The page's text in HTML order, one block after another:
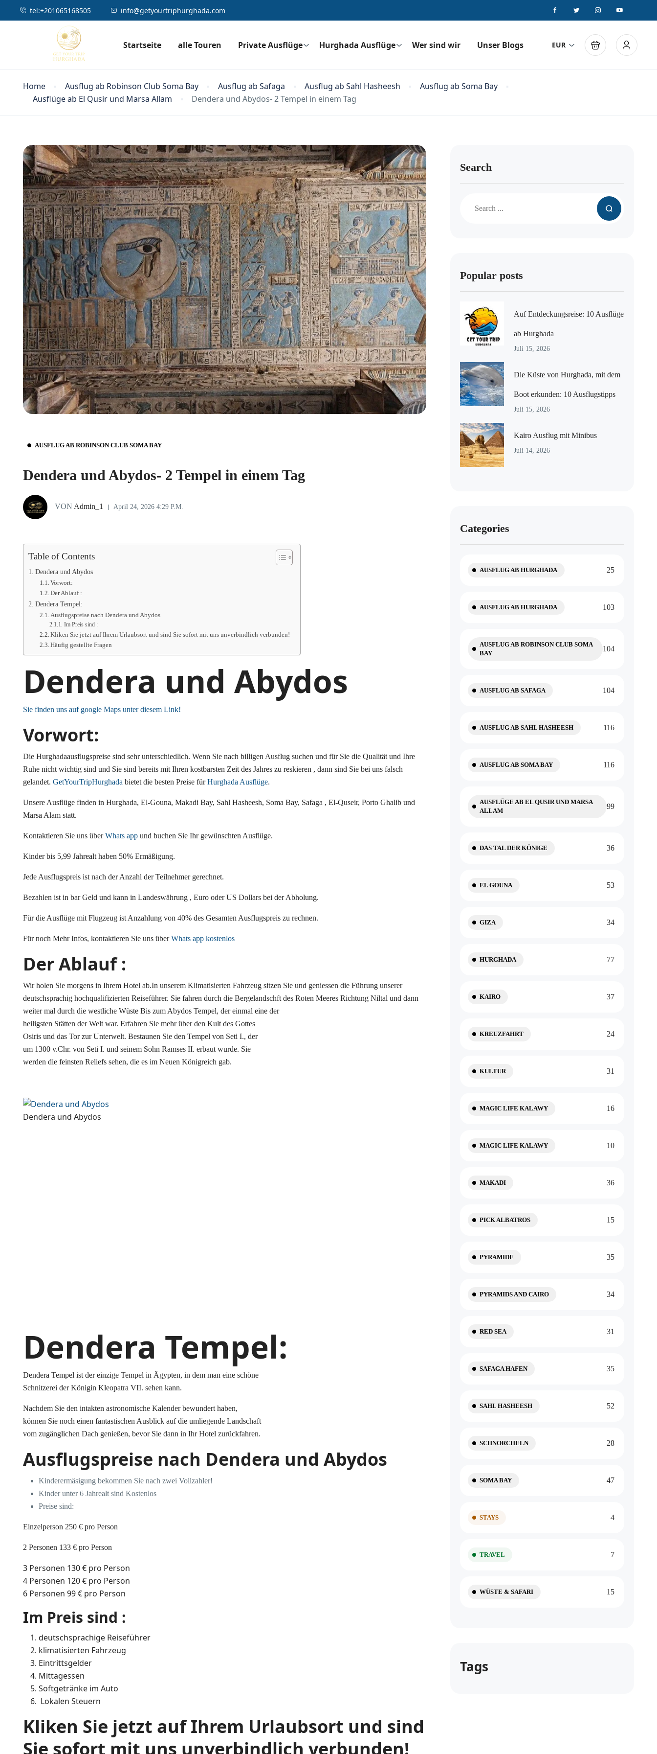
tel:⁦⁦+201065168505 info@getyourtriphurghada.com
Startseite alle Touren Private Ausflüge Hurghada Ausflüge Wer sind wir Unser Blogs EUR
Home Ausflug ab Robinson Club Soma Bay Ausflug ab Safaga Ausflug ab Sahl Hasheesh
Ausflug ab Soma Bay
Ausflüge ab El Qusir und Marsa Allam
Dendera und Abydos- 2 Tempel in einem Tag
AUSFLUG AB ROBINSON CLUB SOMA BAY
Dendera und Abydos- 2 Tempel in einem Tag
VON Admin_1 April 24, 2026 4:29 P.m.
Table of Contents
Dendera und Abydos
Vorwort:
Der Ablauf :
Dendera Tempel:
Ausflugspreise nach Dendera und Abydos
Im Preis sind :
Kliken Sie jetzt auf Ihrem Urlaubsort und sind Sie sofort mit uns unverbindlich verbunden!
Häufig gestellte Fragen
Dendera und Abydos
Sie finden uns auf google Maps unter diesem Link!
Vorwort:
Die Hurghadaausflugspreise sind sehr unterschiedlich. Wenn Sie nach billigen Ausflug suchen und für Sie die Qualität und Ihre
Ruhe nicht wichtig sind und Sie sind bereits mit Ihren kostbarsten Zeit des Jahres zu reskieren , dann sind Sie bei uns falsch
gelandet. GetYourTripHurghada bietet die besten Preise fürHurghada Ausflüge.
Unsere Ausflüge finden in Hurghada, El-Gouna, Makadi Bay, Sahl Hasheesh, Soma Bay, Safaga , El-Quseir, Porto Ghalib und
Marsa Alam statt.
Kontaktieren Sie uns überWhats app und buchen Sie Ihr gewünschten Ausflüge.
Kinder bis 5,99 Jahrealt haben 50% Ermäßigung.
Jede Ausflugspreis ist nach der Anzahl der Teilnehmer gerechnet.
Bezahlen ist in bar Geld und kann in Landeswährung , Euro oder US Dollars bei der Abholung.
Für die Ausflüge mit Flugzeug ist Anzahlung von 40% des Gesamten Ausflugspreis zu rechnen.
Für noch Mehr Infos, kontaktieren Sie uns überWhats app kostenlos
Der Ablauf :
Wir holen Sie morgens in Ihrem Hotel ab.In unserem Klimatisierten Fahrzeug sitzen Sie und geniessen die Führung unserer
deutschsprachig hochqualifizierten Reiseführer. Sie fahren durch die Bergelandschft des Roten Meeres Richtung Niltal und dann
weiter mal durch die westliche Wüste Bis zum Abydos Tempel, der einmal eine der
heiligsten Stätten der Welt war. Erfahren Sie mehr über den Kult des Gottes
Osiris und das Tor zur Unterwelt. Bestaunen Sie den Tempel von Seti I., der
um 1300 v.Chr. von Seti I. und seinem Sohn Ramses II. erbaut wurde. Sie
werden die feinsten Reliefs sehen, die es im Neuen Königreich gab.
Dendera und Abydos
Dendera Tempel:
Dendera Tempel ist der einzige Tempel in Ägypten, in dem man eine schöne
Schnitzerei der Königin Kleopatra VII. sehen kann.
Nachdem Sie den intakten astronomische Kalender bewundert haben,
können Sie noch einen fantastischen Ausblick auf die umliegende Landschaft
vom zugänglichen Dach genießen, bevor Sie dann in Ihr Hotel zurückfahren.
Ausflugspreise nach Dendera und Abydos
Kinderermäsigung bekommen Sie nach zwei Vollzahler!
Kinder unter 6 Jahrealt sind Kostenlos
Preise sind:
Einzelperson 250 € pro Person
2 Personen 133 € pro Person
3 Personen 130 € pro Person
4 Personen 120 € pro Person
6 Personen 99 € pro Person
Im Preis sind :
deutschsprachige Reiseführer
klimatisierten Fahrzeug
Eintrittsgelder
Mittagessen
Softgetränke im Auto
Lokalen Steuern
Kliken Sie jetzt auf Ihrem Urlaubsort und sind
Sie sofort mit uns unverbindlich verbunden!
Search
Popular posts
Auf Entdeckungsreise: 10 Ausflüge
ab Hurghada
Juli 15, 2026
Die Küste von Hurghada, mit dem
Boot erkunden: 10 Ausflugstipps
Juli 15, 2026
Kairo Ausflug mit Minibus
Juli 14, 2026
Categories
AUSFLUG AB HURGHADA 25
AUSFLUG AB HURGHADA 103
AUSFLUG AB ROBINSON CLUB SOMA
BAY
104
AUSFLUG AB SAFAGA 104
AUSFLUG AB SAHL HASHEESH 116
AUSFLUG AB SOMA BAY 116
AUSFLÜGE AB EL QUSIR UND MARSA
ALLAM
99
DAS TAL DER KÖNIGE 36
EL GOUNA 53
GIZA 34
HURGHADA 77
KAIRO 37
KREUZFAHRT 24
KULTUR 31
MAGIC LIFE KALAWY 16
MAGIC LIFE KALAWY 10
MAKADI 36
PICK ALBATROS 15
PYRAMIDE 35
PYRAMIDS AND CAIRO 34
RED SEA 31
SAFAGA HAFEN 35
SAHL HASHEESH 52
SCHNORCHELN 28
SOMA BAY 47
STAYS 4
TRAVEL 7
WÜSTE & SAFARI 15
Tags